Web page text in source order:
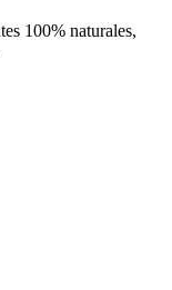
100% naturales,